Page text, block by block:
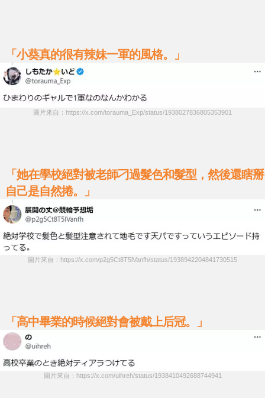
「小葵真的很有辣妹一軍的風格。」
圖片來自：https://x.com/torauma_Exp/status/1938027836805353901
「她在學校絕對被老師刁過髮色和髮型，然後還瞎掰
自己是自然捲。」
圖片來自：https://x.com/p2g5Ct8T5lVanfh/status/1938942204841730515
「高中畢業的時候絕對會被戴上后冠。」
圖片來自：https://x.com/uihreh/status/1938410492688744941